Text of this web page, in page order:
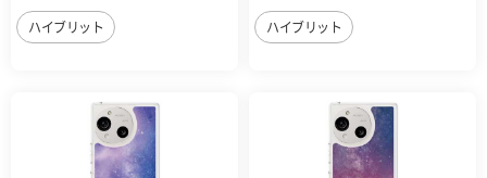
ハイブリット ハイブリット